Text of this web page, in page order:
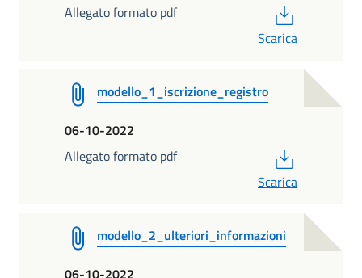
Allegato formato pdf
Scarica
modello_1_iscrizione_registro
06-10-2022
Allegato formato pdf
Scarica
modello_2_ulteriori_informazioni
06-10-2022